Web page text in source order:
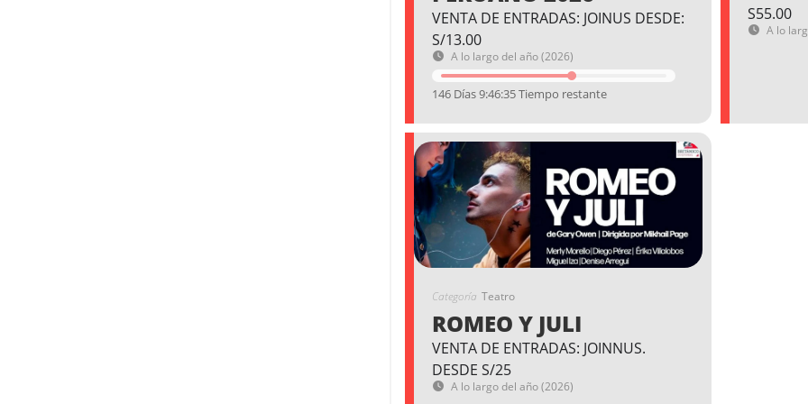
VENTA DE ENTRADAS: JOINUS DESDE:
S/13.00
A lo largo del año (2026)
146 Días 9:46:34 Tiempo restante
S55.00
A lo
Categoría Teatro
ROMEO Y JULI
VENTA DE ENTRADAS: JOINNUS.
DESDE S/25
A lo largo del año (2026)